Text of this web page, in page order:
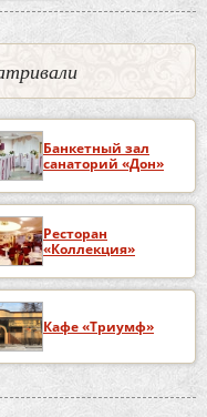
Банкетный зал
санаторий «Дон»
Ресторан
«Коллекция»
Кафе «Триумф»